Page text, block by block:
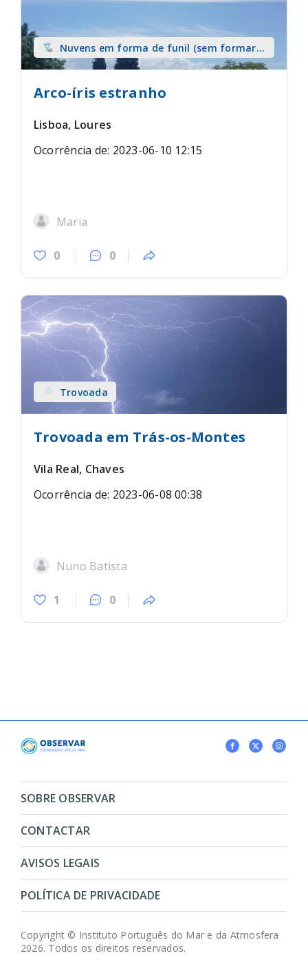
Nuvens em forma de funil (sem formar
tromba) sobre terra
Arco-íris estranho
Lisboa, Loures
Ocorrência de: 2023-06-10 12:15
Maria
0 0
Trovoada
Trovoada em Trás-os-Montes
Vila Real, Chaves
Ocorrência de: 2023-06-08 00:38
Nuno Batista
1 0
SOBRE OBSERVAR
CONTACTAR
AVISOS LEGAIS
POLÍTICA DE PRIVACIDADE
Copyright © Instituto Português do Mar e da Atmosfera
2026. Todos os direitos reservados.